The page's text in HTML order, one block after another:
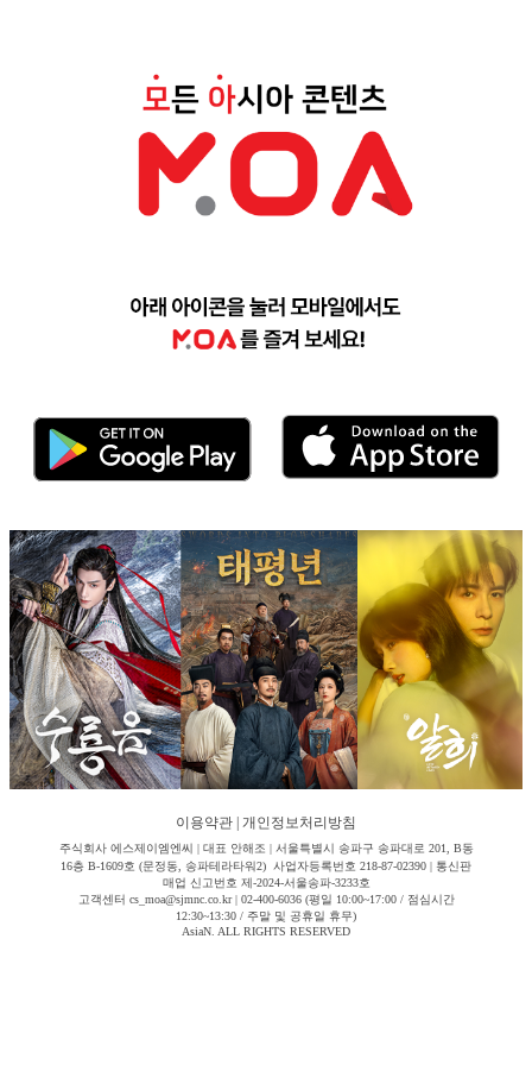
이용약관 개인정보처리방침
주식회사 에스제이엠엔씨 | 대표 안해조 | 서울특별시 송파구 송파대로 201, B동
16층 B-1609호 (문정동, 송파테라타워2) 사업자등록번호 218-87-02390 | 통신판
매업 신고번호 제-2024-서울송파-3233호
고객센터 cs_moa@sjmnc.co.kr | 02-400-6036 (평일 10:00~17:00 / 점심시간
12:30~13:30 / 주말 및 공휴일 휴무)
AsiaN. ALL RIGHTS RESERVED